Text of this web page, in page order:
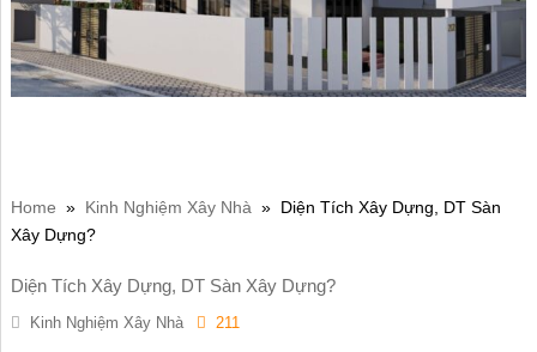
Home » Kinh Nghiệm Xây Nhà » Diện Tích Xây Dựng, DT Sàn
Xây Dựng?
Diện Tích Xây Dựng, DT Sàn Xây Dựng?
Kinh Nghiệm Xây Nhà 211